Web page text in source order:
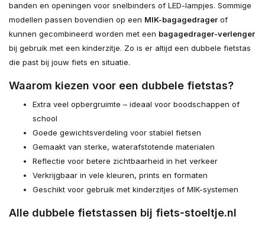
banden en openingen voor snelbinders of LED-lampjes. Sommige
modellen passen bovendien op een MIK-bagagedrager of
kunnen gecombineerd worden met een bagagedrager-verlenger
bij gebruik met een kinderzitje. Zo is er altijd een dubbele fietstas
die past bij jouw fiets en situatie.
Waarom kiezen voor een dubbele fietstas?
Extra veel opbergruimte – ideaal voor boodschappen of
school
Goede gewichtsverdeling voor stabiel fietsen
Gemaakt van sterke, waterafstotende materialen
Reflectie voor betere zichtbaarheid in het verkeer
Verkrijgbaar in vele kleuren, prints en formaten
Geschikt voor gebruik met kinderzitjes of MIK-systemen
Alle dubbele fietstassen bij fiets-stoeltje.nl